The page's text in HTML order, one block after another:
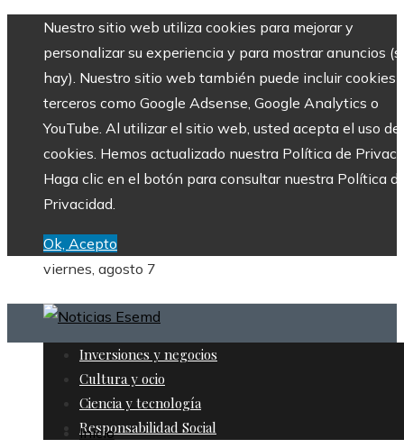
Nuestro sitio web utiliza cookies para mejorar y
personalizar su experiencia y para mostrar anuncios
hay). Nuestro sitio web también puede incluir cookies
terceros como Google Adsense, Google Analytics o
YouTube. Al utilizar el sitio web, usted acepta el uso de
cookies. Hemos actualizado nuestra Política de
Haga clic en el botón para consultar nuestra Política
Privacidad.
Ok, Acepto
viernes, agosto 7
Inversiones y negocios
Cultura y ocio
Ciencia y tecnología
Responsabilidad Social
Inicio